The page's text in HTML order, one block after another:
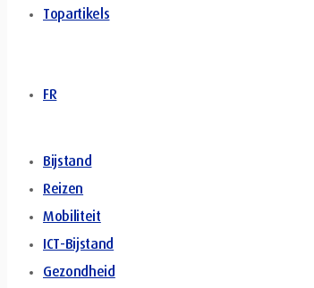
Topartikels
FR
Bijstand
Reizen
Mobiliteit
ICT-Bijstand
Gezondheid